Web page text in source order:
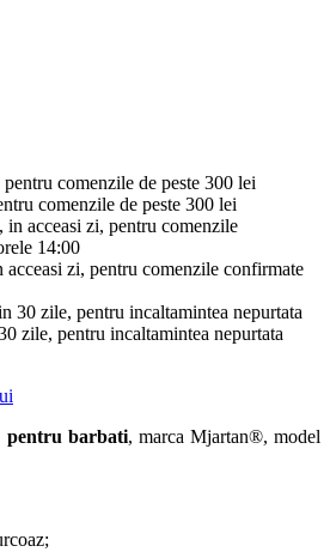
comenzile de peste 300 lei
acceasi zi, pentru comenzile confirmate
zile, pentru incaltamintea nepurtata
pentru barbati, marca Mjartan®, model